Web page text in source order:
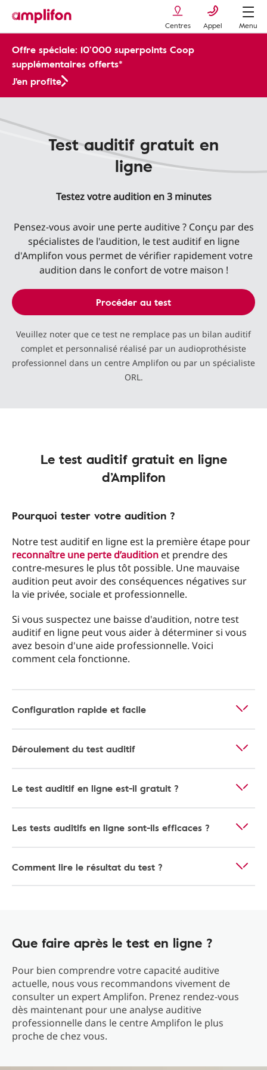
Centres Appel Menu
Offre spéciale: 10’000 superpoints Coop
supplémentaires offerts*
J'en profite
Test auditif gratuit en
ligne
Testez votre audition en 3 minutes
Pensez-vous avoir une perte auditive ? Conçu par des
spécialistes de l'audition, le test auditif en ligne
d'Amplifon vous permet de vérifier rapidement votre
audition dans le confort de votre maison !
Procéder au test
Veuillez noter que ce test ne remplace pas un bilan auditif
complet et personnalisé réalisé par un audioprothésiste
professionnel dans un centre Amplifon ou par un spécialiste
ORL.
Le test auditif gratuit en ligne
d’Amplifon
Pourquoi tester votre audition ?
Notre test auditif en ligne est la première étape pour
reconnaître une perte d’audition et prendre des
contre-mesures le plus tôt possible. Une mauvaise
audition peut avoir des conséquences négatives sur
la vie privée, sociale et professionnelle.
Si vous suspectez une baisse d'audition, notre test
auditif en ligne peut vous aider à déterminer si vous
avez besoin d'une aide professionnelle. Voici
comment cela fonctionne.
Configuration rapide et facile
Déroulement du test auditif
Le test auditif en ligne est-il gratuit ?
Les tests auditifs en ligne sont-ils efficaces ?
Comment lire le résultat du test ?
Que faire après le test en ligne ?
Pour bien comprendre votre capacité auditive
actuelle, nous vous recommandons vivement de
consulter un expert Amplifon. Prenez rendez-vous
dès maintenant pour une analyse auditive
professionnelle dans le centre Amplifon le plus
proche de chez vous.